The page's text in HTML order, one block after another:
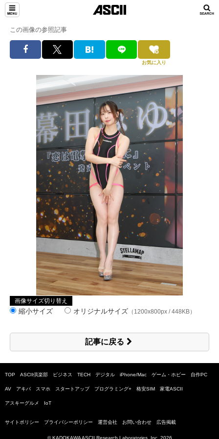
この画像の参照記事
お気に入り
画像サイズ切り替え
縮小サイズ オリジナルサイズ （1200x800px / 448KB）
記事に戻る
TOP ASCII倶楽部 ビジネス TECH デジタル iPhone/Mac ゲーム・ホビー 自作PC
AV アキバ スマホ スタートアップ プログラミング+ 格安SIM 家電ASCII
アスキーグルメ IoT
サイトポリシー プライバシーポリシー 運営会社 お問い合わせ 広告掲載
© KADOKAWA ASCII Research Laboratories, Inc. 2026